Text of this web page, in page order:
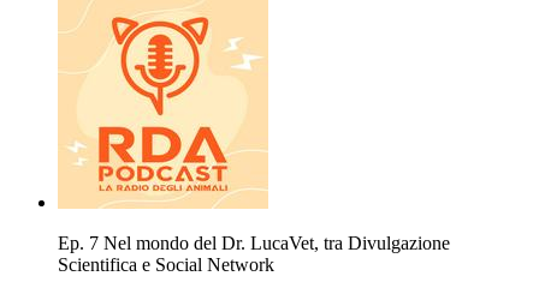
Ep. 7 Nel mondo del Dr. LucaVet, tra Divulgazione
Scientifica e Social Network